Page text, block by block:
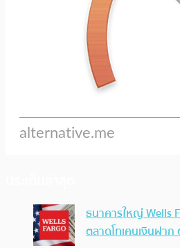
ธนาคารใหญ่ Wells
ตลาดโทเคนเงินฝา